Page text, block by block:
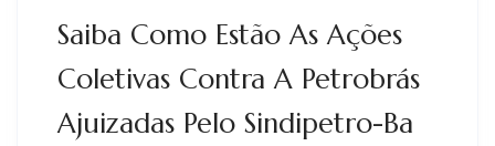
Saiba Como Estão As Ações
Coletivas Contra A Petrobrás
Ajuizadas Pelo Sindipetro-Ba